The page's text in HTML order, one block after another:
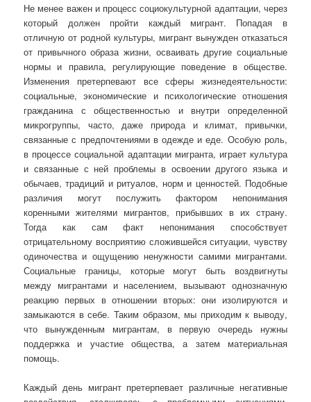
Не менее важен и процесс социокультурной адаптации, через
который должен пройти каждый мигрант. Попадая в
отличную от родной культуры, мигрант вынужден отказаться
от привычного образа жизни, осваивать другие социальные
нормы и правила, регулирующие поведение в обществе.
Изменения претерпевают все сферы жизнедеятельности:
социальные, экономические и психологические отношения
гражданина с общественностью и внутри определенной
микрогруппы, часто, даже природа и климат, привычки,
связанные с предпочтениями в одежде и еде. Особую роль,
в процессе социальной адаптации мигранта, играет культура
и связанные с ней проблемы в освоении другого языка и
обычаев, традиций и ритуалов, норм и ценностей. Подобные
различия могут послужить фактором непонимания
коренными жителями мигрантов, прибывших в их страну.
Тогда как сам факт непонимания способствует
отрицательному восприятию сложившейся ситуации, чувству
одиночества и ощущению ненужности самими мигрантами.
Социальные границы, которые могут быть воздвигнуты
между мигрантами и населением, вызывают однозначную
реакцию первых в отношении вторых: они изолируются и
замыкаются в себе. Таким образом, мы приходим к выводу,
что вынужденным мигрантам, в первую очередь нужны
поддержка и участие общества, а затем материальная
помощь.
Каждый день мигрант претерпевает различные негативные